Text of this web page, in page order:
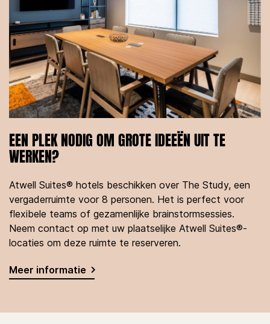
EEN PLEK NODIG OM GROTE IDEEËN UIT TE
WERKEN?
Atwell Suites® hotels beschikken over The Study, een
vergaderruimte voor 8 personen. Het is perfect voor
flexibele teams of gezamenlijke brainstormsessies.
Neem contact op met uw plaatselijke Atwell Suites®-
locaties om deze ruimte te reserveren.
Meer informatie